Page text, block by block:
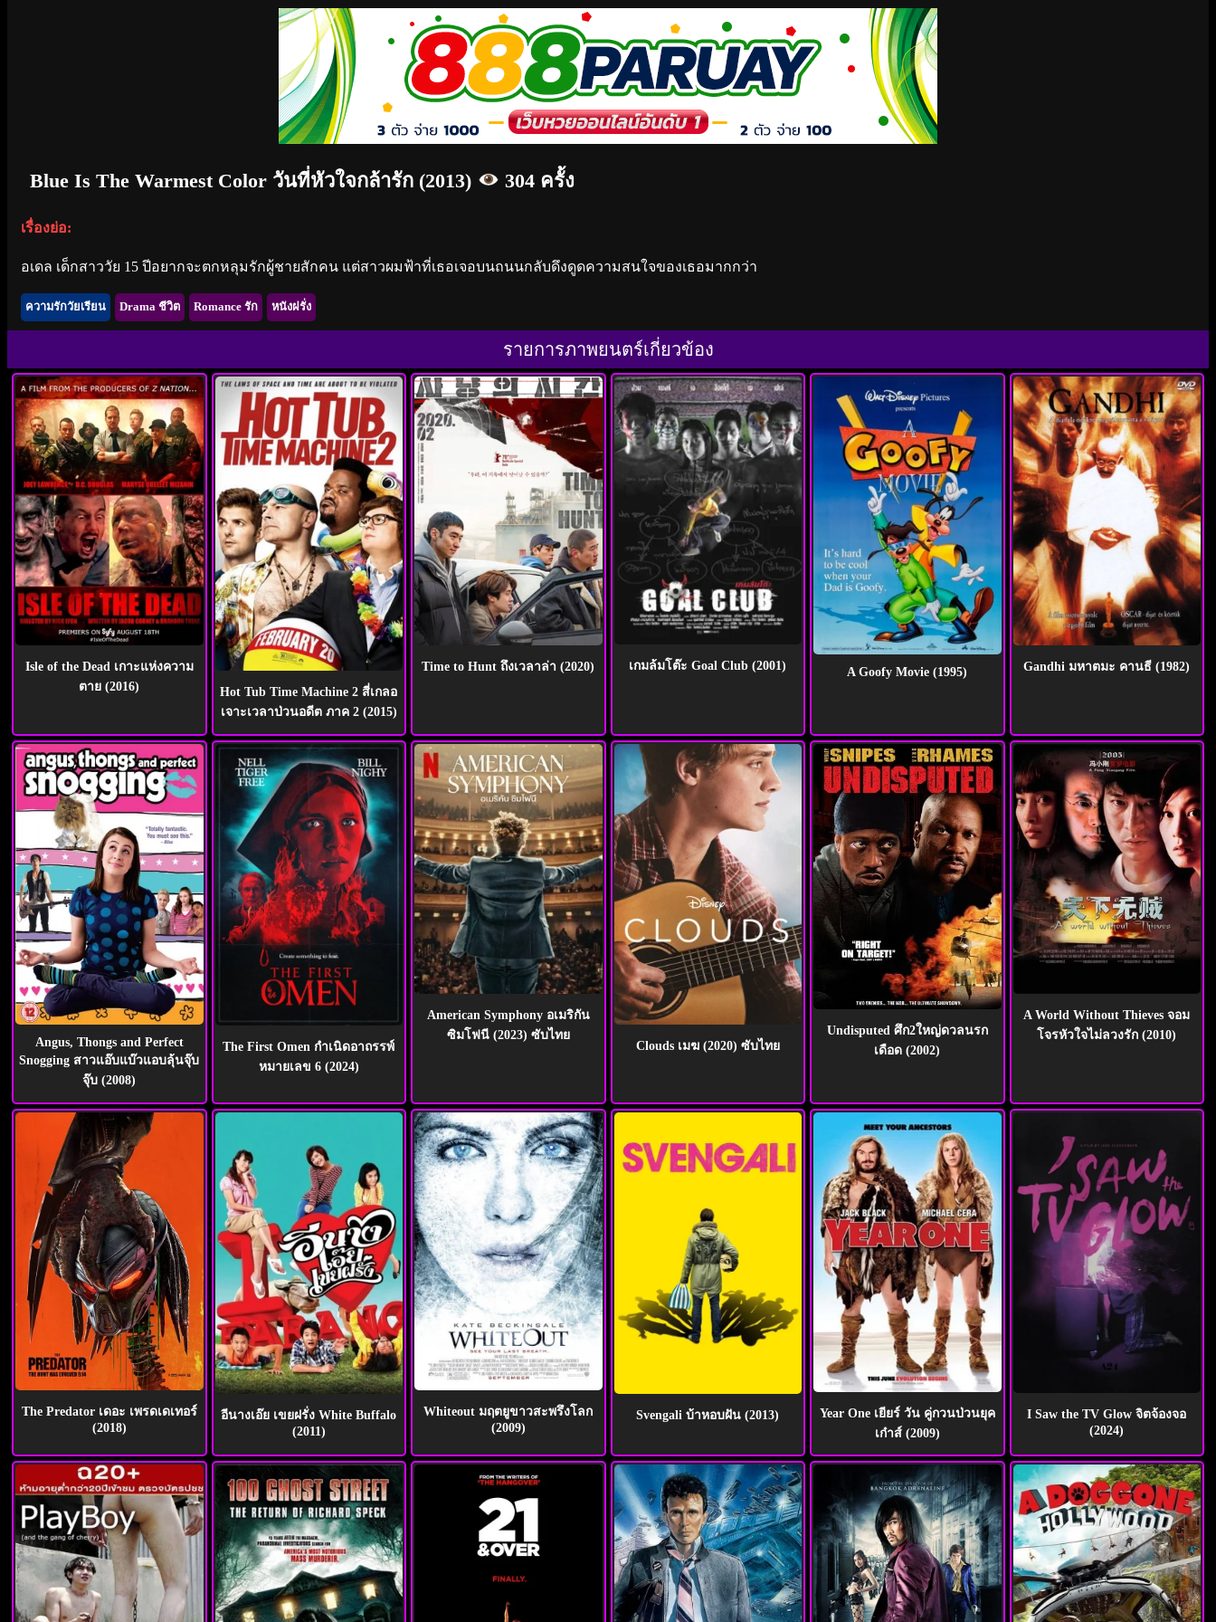
Blue Is The Warmest Color วันที่หัวใจกล้ารัก (2013) 304 ครั้ง
เรื่องย่อ:
อเดล เด็กสาววัย 15 ปีอยากจะตกหลุมรักผู้ชายสักคน แต่สาวผมฟ้าที่เธอเจอบนถนนกลับดึงดูดความสนใจของเธอมากกว่า
ความรักวัยเรียน Drama ชีวิต Romance รัก หนังฝรั่ง
รายการภาพยนตร์เกี่ยวข้อง
Isle of the Dead เกาะแห่งความ
ตาย (2016)
Hot Tub Time Machine 2 สี่เกลอ
เจาะเวลาป่วนอดีต ภาค 2 (2015)
Time to Hunt ถึงเวลาล่า (2020) เกมล้มโต๊ะ Goal Club (2001) A Goofy Movie (1995) Gandhi มหาตมะ คานธี (1982)
Angus, Thongs and Perfect
Snogging สาวแอ๊บแบ๊วแอบลุ้นจุ๊บ
จุ๊บ (2008)
The First Omen กำเนิดอาถรรพ์
หมายเลข 6 (2024)
American Symphony อเมริกัน
ซิมโฟนี (2023) ซับไทย
Clouds เมฆ (2020) ซับไทย
Undisputed ศึก2ใหญ่ดวลนรก
เดือด (2002)
A World Without Thieves จอม
โจรหัวใจไม่ลวงรัก (2010)
The Predator เดอะ เพรดเดเทอร์
(2018)
อีนางเอ๊ย เขยฝรั่ง White Buffalo
(2011)
Whiteout มฤตยูขาวสะพรึงโลก
(2009)
Svengali บ้าหอบฝัน (2013)
Year One เยียร์ วัน คู่กวนป่วนยุค
เก๋าส์ (2009)
I Saw the TV Glow จิตจ้องจอ
(2024)